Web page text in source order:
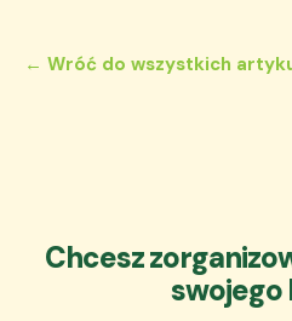
← Wróć do wszystkich
Chcesz
swojego